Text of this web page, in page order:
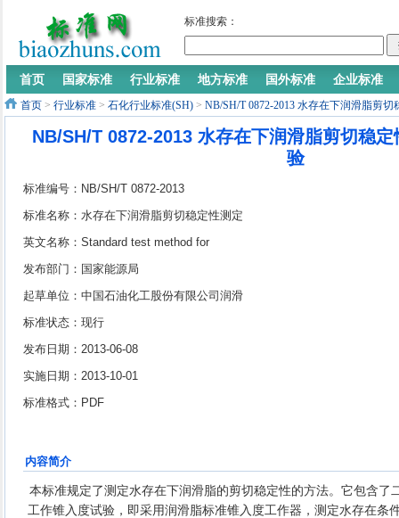
标准搜索：
首页 国家标准 行业标准 地方标准 国外标准 企业标准
首页 > 行业标准 > 石化行业标准(SH) > NB/SH/T 0872-2013 水存在下润滑脂剪
NB/SH/T 0872-2013 水存在下润滑脂剪切稳
验
标准编号：NB/SH/T 0872-2013
标准名称：水存在下润滑脂剪切稳定性测定
法 水稳定性试验
英文名称：Standard test method for
determination of shear stability of lubricating
grease in presence of water(water stability
test)
发布部门：国家能源局
起草单位：中国石油化工股份有限公司润滑
油重庆分公司
标准状态：现行
发布日期：2013-06-08
实施日期：2013-10-01
标准格式：PDF
内容简介
本标准规定了测定水存在下润滑脂的剪切稳定性的方法。它包含了
工作锥入度试验，即采用润滑脂标准锥入度工作器，测定水存在条